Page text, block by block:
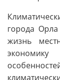
города
жизнь